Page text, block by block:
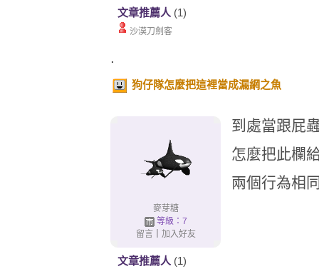
文章推薦人 (1)
沙漠刀劍客
.
狗仔隊怎麼把這裡當成漏網之魚
麥芽糖
等級：7
留言｜ 加入好友
文章推薦人 (1)
到處當跟屁
怎麼把此欄
兩個行為相